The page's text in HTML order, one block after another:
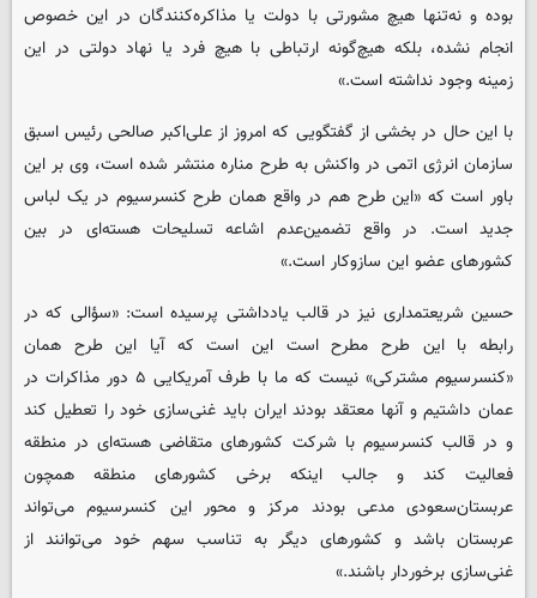
بوده و نه‌تنها هیچ مشورتی با دولت یا مذاکره‌کنندگان در این خصوص
انجام نشده، بلکه هیچ‌گونه ارتباطی با هیچ فرد یا نهاد دولتی در این
زمینه وجود نداشته است.»
با این حال در بخشی از گفتگویی که امروز از علی‌اکبر صالحی رئیس اسبق
سازمان انرژی اتمی در واکنش به طرح مناره منتشر شده است، وی بر این
باور است که «این طرح هم در واقع همان طرح کنسرسیوم در یک لباس
جدید است. در واقع تضمین‌عدم اشاعه تسلیحات هسته‌ای در بین
کشورهای عضو این سازوکار است.»
حسین شریعتمداری نیز در قالب یادداشتی پرسیده است: «سؤالی که در
رابطه با این طرح مطرح است این است که آیا این طرح همان
«کنسرسیوم مشترکی» نیست که ما با طرف آمریکایی ۵ دور مذاکرات در
عمان داشتیم و آنها معتقد بودند ایران باید غنی‌سازی خود را تعطیل کند
و در قالب کنسرسیوم با شرکت کشورهای متقاضی هسته‌ای در منطقه
فعالیت کند و جالب اینکه برخی کشورهای منطقه همچون
عربستان‌سعودی مدعی بودند مرکز و محور این کنسرسیوم می‌تواند
عربستان باشد و کشورهای دیگر به تناسب سهم خود می‌توانند از
غنی‌سازی برخوردار باشند.»